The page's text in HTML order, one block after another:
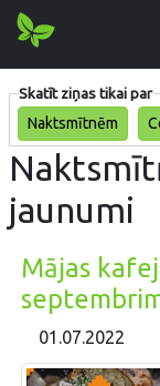
Skatīt ziņas tikai par
Naktsmītnēm
jaunumi
Mājas
01.07.2022